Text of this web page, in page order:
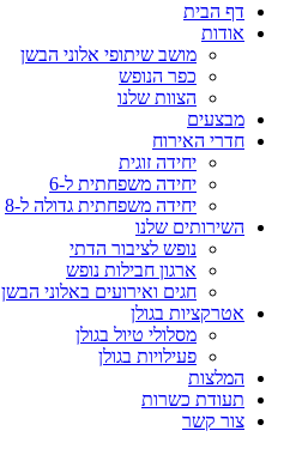
דף הבית
אודות
מושב שיתופי אלוני הבשן
כפר הנופש
הצוות שלנו
מבצעים
חדרי האירוח
יחידה זוגית
יחידה משפחתית ל-6
יחידה משפחתית גדולה ל-8
השירותים שלנו
נופש לציבור הדתי
ארגון חבילות נופש
חגים ואירועים באלוני הבשן
אטרקציות בגולן
מסלולי טיול בגולן
פעילויות בגולן
המלצות
תעודת כשרות
צור קשר